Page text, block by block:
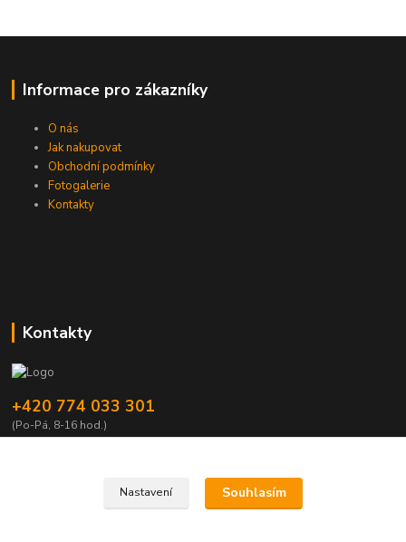
Informace pro zákazníky
O nás
Jak nakupovat
Obchodní podmínky
Fotogalerie
Kontakty
Kontakty
+420 774 033 301
(Po-Pá, 8-16 hod.)
Nastavení Souhlasím